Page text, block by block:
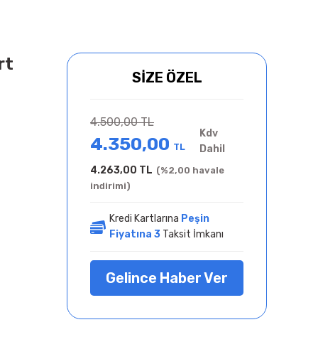
SİZE ÖZEL
4.500,00 TL
4.350,00 TL
Kdv
Dahil
4.263,00 TL (%2,00 havale
indirimi)
Kredi Kartlarına Peşin
Fiyatına 3 Taksit İmkanı
Gelince Haber Ver